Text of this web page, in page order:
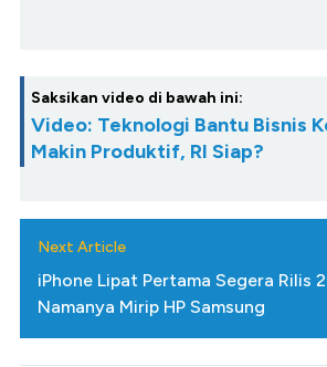
Saksikan video di bawah ini:
Video: Teknologi Bantu Bisnis
Makin Produktif, RI Siap?
Next Article
iPhone Lipat Pertama Segera Rilis
Namanya Mirip HP Samsung